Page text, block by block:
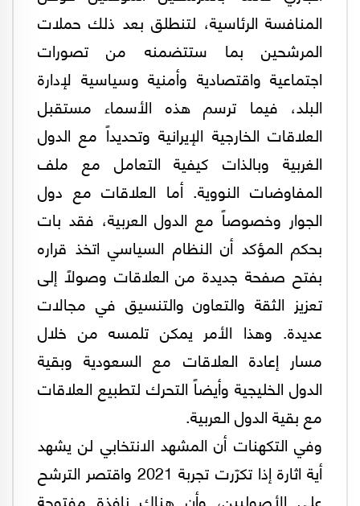
المنافسة الرئاسية، لتنطلق بعد ذلك حملات
المرشحين بما ستتضمنه من تصورات
اجتماعية واقتصادية وأمنية وسياسية لإدارة
البلد، فيما ترسم هذه الأسماء مستقبل
العلاقات الخارجية الإيرانية وتحديداً مع الدول
الغربية وبالذات كيفية التعامل مع ملف
المفاوضات النووية. أما العلاقات مع دول
الجوار وخصوصاً مع الدول العربية، فقد بات
بحكم المؤكد أن النظام السياسي اتخذ قراره
بفتح صفحة جديدة من العلاقات وصولاً إلى
تعزيز الثقة والتعاون والتنسيق في مجالات
عديدة. وهذا الأمر يمكن تلمسه من خلال
مسار إعادة العلاقات مع السعودية وبقية
الدول الخليجية وأيضاً التحرك لتطبيع العلاقات
مع بقية الدول العربية.
وفي التكهنات أن المشهد الانتخابي لن يشهد
أية اثارة إذا تكرّرت تجربة 2021 واقتصر الترشح
علی الأصوليين، وأن هناك نافذة مفتوحة